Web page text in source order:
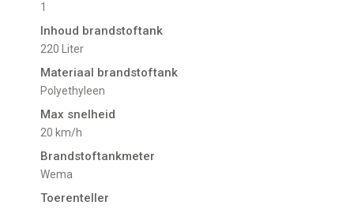
1
Inhoud brandstoftank
220 Liter
Materiaal brandstoftank
Polyethyleen
Max snelheid
20 km/h
Brandstoftankmeter
Wema
Toerenteller